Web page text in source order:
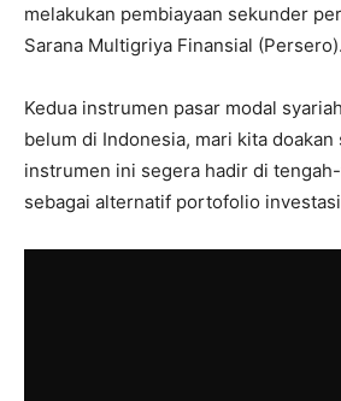
melakukan pembiayaan sekunder
Sarana Multigriya Finansial (Persero).
Kedua instrumen pasar modal
belum di Indonesia, mari kita doakan
instrumen ini segera hadir di
sebagai alternatif portofolio